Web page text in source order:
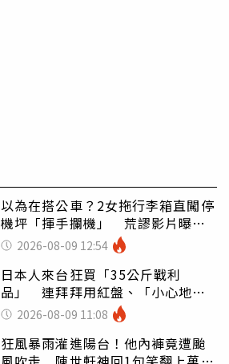
以為在搭公車？2女拖行李箱直闖停
機坪「揮手攔機」 荒謬影片曝網
傻眼2026-08-09 12:54
日本人來台狂買「35公斤戰利
品」 連拜拜用紅盤、「小心地
滑」告示牌也帶回家
2026-08-09 11:08
狂風暴雨灌進陽台！他內褲竟遭颱